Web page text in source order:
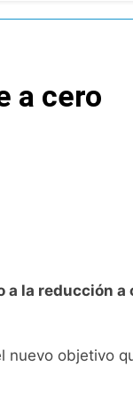
a cero
la reducción a
nuevo objetivo